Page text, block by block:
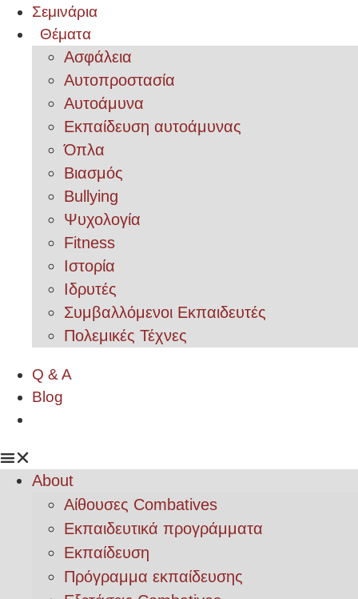
Σεμινάρια
Θέματα
Ασφάλεια
Αυτοπροστασία
Αυτοάμυνα
Εκπαίδευση αυτοάμυνας
Όπλα
Βιασμός
Bullying
Ψυχολογία
Fitness
Ιστορία
Ιδρυτές
Συμβαλλόμενοι Εκπαιδευτές
Πολεμικές Τέχνες
Q & A
Blog
About
Αίθουσες Combatives
Εκπαιδευτικά προγράμματα
Εκπαίδευση
Πρόγραμμα εκπαίδευσης